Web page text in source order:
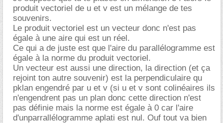
produit vectoriel de u et v est un mélange de tes
souvenirs.
Le produit vectoriel est un vecteur donc n'est pas
égale à une aire qui est un réel.
Ce qui a de juste est que l'aire du parallélogramme est
égale à la norme du produit vectoriel.
Un vecteur est aussi une direction, la direction (et ça
rejoint ton autre souvenir) est la perpendiculaire qu
pklan engendré par u et v (si u et v sont colinéaires ils
n'engendrent pas un plan donc cette direction n'est
pas définie mais la norme est égale à 0 car l'aire
d'unparrallélogramme aplati est nul. Ouf tout va bien